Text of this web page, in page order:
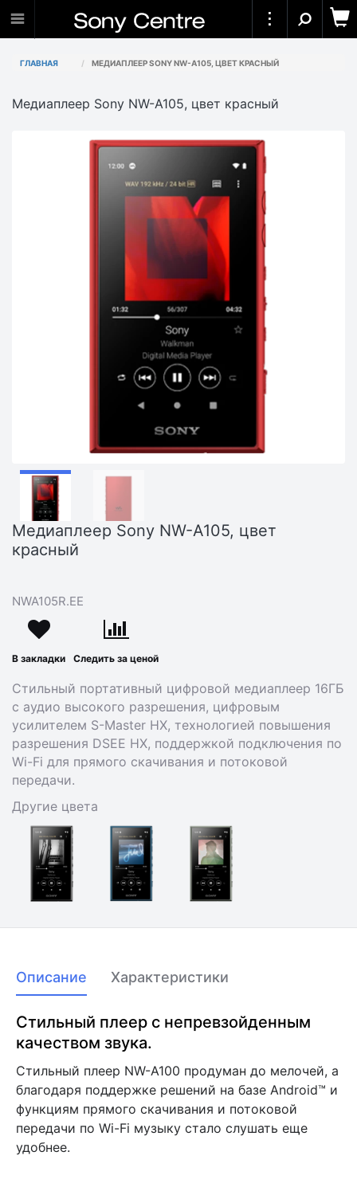
ГЛАВНАЯ МЕДИАПЛЕЕР SONY NW-A105, ЦВЕТ КРАСНЫЙ
Медиаплеер Sony NW-A105, цвет красный
Медиаплеер Sony NW-A105, цвет
красный
NWA105R.EE
В закладки Следить за ценой
Стильный портативный цифровой медиаплеер 16ГБ
с аудио высокого разрешения, цифровым
усилителем S-Master HX, технологией повышения
разрешения DSEE HX, поддержкой подключения по
Wi-Fi для прямого скачивания и потоковой
передачи.
Другие цвета
Описание Характеристики
Стильный плеер с непревзойденным
качеством звука.
Стильный плеер NW-A100 продуман до мелочей, а
благодаря поддержке решений на базе Android™ и
функциям прямого скачивания и потоковой
передачи по Wi-Fi музыку стало слушать еще
удобнее.